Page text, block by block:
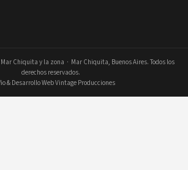
Chiquita y la zona · Mar Chiquita, Buenos Aires. Todos los
derechos reservados.
& Desarrollo Web Vintage Producciones